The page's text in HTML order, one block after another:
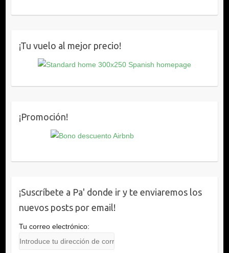
¡Tu vuelo al mejor precio!
¡Promoción!
¡Suscríbete a Pa' donde ir y te enviaremos los
nuevos posts por email!
Tu correo electrónico: